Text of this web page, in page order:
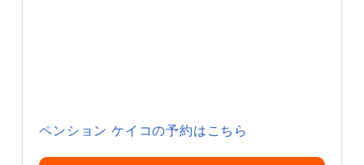
ペンション ケイコの予約はこちら